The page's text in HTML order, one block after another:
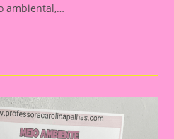
ambiental,…